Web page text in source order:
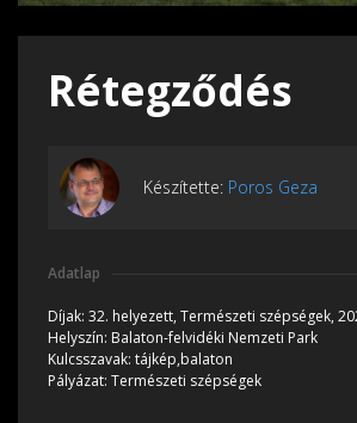
Rétegződés
Készítette: Poros Geza
Adatlap
Díjak: 32. helyezett, Természeti szépségek,
Helyszín: Balaton-felvidéki Nemzeti Park
Kulcsszavak: tájkép,balaton
Pályázat: Természeti szépségek